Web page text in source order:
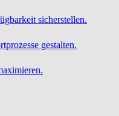
sicherstellen.
gestalten.